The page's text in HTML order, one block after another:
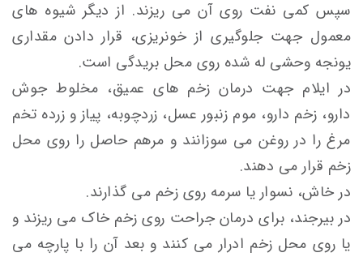
سپس كمی نفت روی آن می ريزند. از ديگر شيوه های
معمول جهت جلوگيری از خونريزی، قرار دادن مقداری
يونجه وحشی له شده روی محل بریدگی است.
در ایلام جهت درمان زخم های عمیق، مخلوط جوش
دارو، زخم دارو، موم زنبور عسل، زردچوبه، پیاز و زرده تخم
مرغ را در روغن می سوزانند و مرهم حاصل را روی محل
زخم قرار می دهند.
در خاش، نسوار یا سرمه روی زخم می گذارند.
در بیرجند، برای درمان جراحت روی زخم خاک می ريزند و
يا روی محل زخم ادرار می كنند و بعد آن را با پارچه می